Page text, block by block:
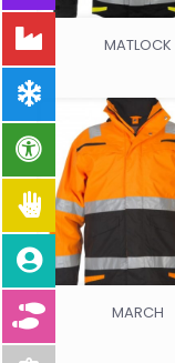
MATLOCK
MARCH